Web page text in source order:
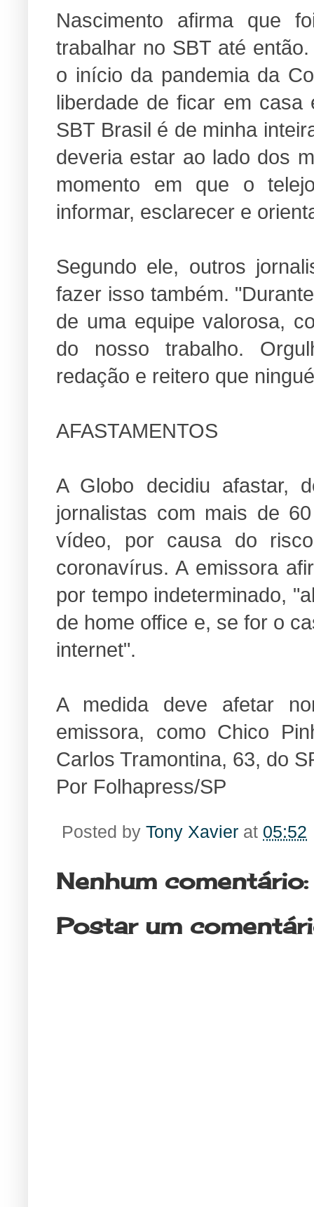
Nascimento afirma que
trabalhar no SBT até
o início da pandemia da
liberdade de ficar em
SBT Brasil é de minha
deveria estar ao lado dos
momento em que o
informar, esclarecer e
Segundo ele, outros
fazer isso também.
de uma equipe valorosa,
do nosso trabalho.
redação e reitero que
AFASTAMENTOS
A Globo decidiu afastar,
jornalistas com mais de
vídeo, por causa do
coronavírus. A emissora
por tempo indeterminado,
de home office e, se for o
internet".
A medida deve afetar
emissora, como Chico
Carlos Tramontina, 63, do
Por Folhapress/SP
Posted by Tony Xavier at 05:52
Nenhum comentário:
Postar um